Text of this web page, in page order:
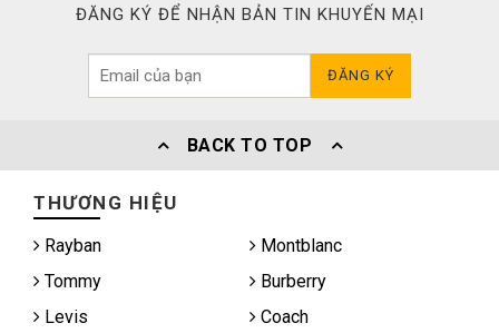
ĐĂNG KÝ ĐỂ NHẬN BẢN TIN KHUYẾN MẠI
ĐĂNG KÝ
BACK TO TOP
THƯƠNG HIỆU
Rayban
Montblanc
Tommy
Burberry
Levis
Coach